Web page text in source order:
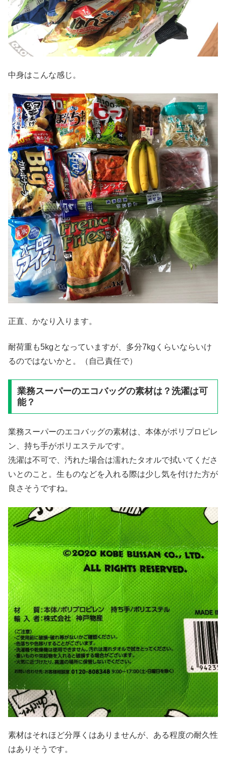
中身はこんな感じ。
正直、かなり入ります。
耐荷重も5kgとなっていますが、多分7kgくらいならいけ
るのではないかと。（自己責任で）
業務スーパーのエコバッグの素材は？洗濯は可
能？
業務スーパーのエコバッグの素材は、本体がポリプロピレ
ン、持ち手がポリエステルです。
洗濯は不可で、汚れた場合は濡れたタオルで拭いてくださ
いとのこと。生ものなどを入れる際は少し気を付けた方が
良さそうですね。
素材はそれほど分厚くはありませんが、ある程度の耐久性
はありそうです。